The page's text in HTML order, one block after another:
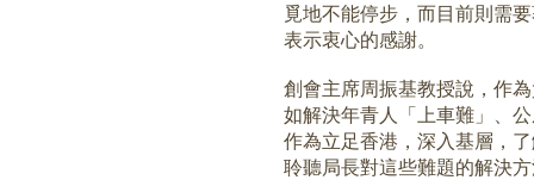
覓地不能停步，而目前則需
表示衷心的感謝。
創會主席周振基教授說，作
如解決年青人「上車難」、
作為立足香港，深入基層，
聆聽局長對這些難題的解決